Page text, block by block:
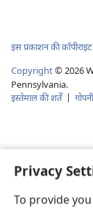
Privacy
To provide
इस प्रकाशन की कॉपीराइट
Copyright© 2026
Pennsylvania.
इस्तेमाल की शर्तें|